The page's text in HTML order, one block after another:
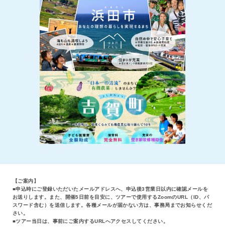
【ご案内】
■申込時にご登録いただいたメールアドレスへ、申込後3営業日以内に確認メールを
お送りします。また、開催5日前を目安に、ツアーで使用するZoomのURL（ID、パ
スワード含む）を送信します。各種メールが届かない方は、事務局までお知らせくだ
さい。
■ツアー当日は、事前にご案内するURLへアクセスしてください。